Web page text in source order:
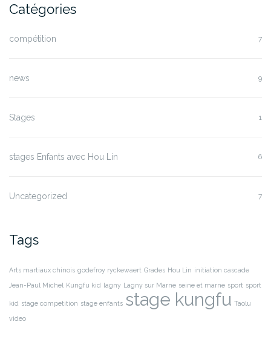
Catégories
compétition 7
news 9
Stages 1
stages Enfants avec Hou Lin 6
Uncategorized 7
Tags
Arts martiaux chinois godefroy ryckewaert Grades Hou Lin initiation cascade
Jean-Paul Michel Kungfu kid lagny Lagny sur Marne seine et marne sport sport
kid stage competition stage enfants stage kungfu Taolu
video